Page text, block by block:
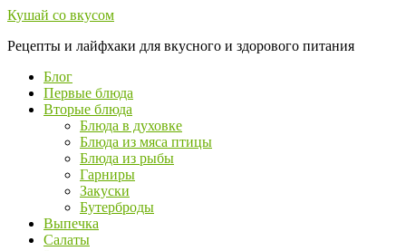
Перейти
контенту
Кушай со вкусом
Рецепты и лайфхаки для вкусного и здорового питания
Блог
Первые блюда
Вторые блюда
Блюда в духовке
Блюда из мяса птицы
Блюда из рыбы
Гарниры
Закуски
Бутерброды
Выпечка
Салаты